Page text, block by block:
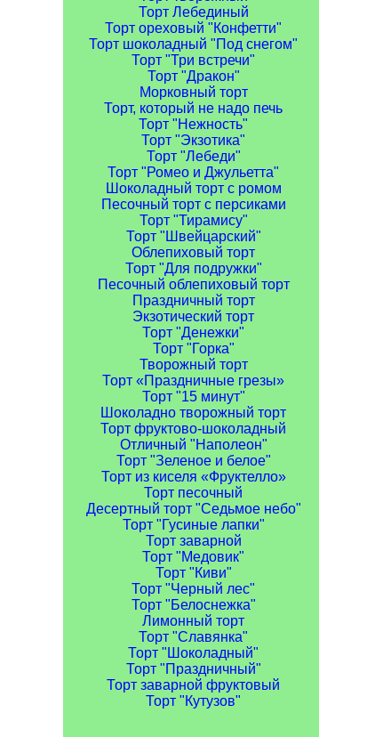
Торт Лебединый
Торт ореховый "Конфетти"
Торт шоколадный "Под снегом"
Торт "Три встречи"
Торт "Дракон"
Морковный торт
Торт, который не надо печь
Торт "Нежность"
Торт "Экзотика"
Торт "Лебеди"
Торт "Ромео и Джульетта"
Шоколадный торт с ромом
Песочный торт с персиками
Торт "Тирамису"
Торт "Швейцарский"
Облепиховый торт
Торт "Для подружки"
Песочный облепиховый торт
Праздничный торт
Экзотический торт
Торт "Денежки"
Торт "Горка"
Творожный торт
Торт «Праздничные грезы»
Торт "15 минут"
Шоколадно творожный торт
Торт фруктово-шоколадный
Отличный "Наполеон"
Торт "Зеленое и белое"
Торт из киселя «Фруктелло»
Торт песочный
Десертный торт "Седьмое небо"
Торт "Гусиные лапки"
Торт заварной
Торт "Медовик"
Торт "Киви"
Торт "Черный лес"
Торт "Белоснежка"
Лимонный торт
Торт "Славянка"
Торт "Шоколадный"
Торт "Праздничный"
Торт заварной фруктовый
Торт "Кутузов"